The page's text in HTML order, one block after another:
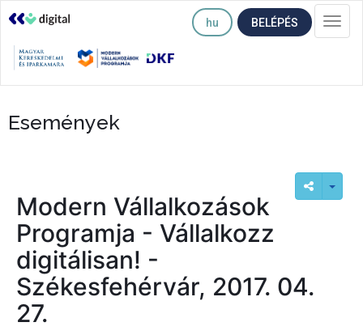
hu BELÉPÉS
Események
Modern Vállalkozások
Programja - Vállalkozz
digitálisan! -
Székesfehérvár, 2017. 04.
27.